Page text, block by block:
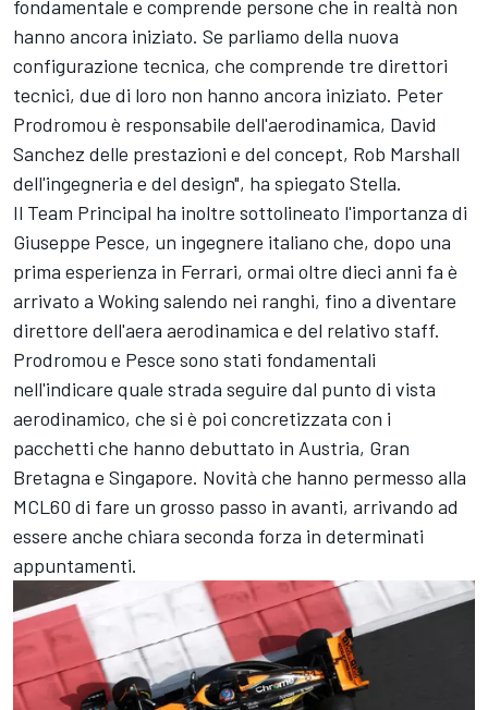
fondamentale e comprende persone che in realtà non
hanno ancora iniziato. Se parliamo della nuova
configurazione tecnica, che comprende tre direttori
tecnici, due di loro non hanno ancora iniziato. Peter
Prodromou è responsabile dell'aerodinamica, David
Sanchez delle prestazioni e del concept, Rob Marshall
dell'ingegneria e del design", ha spiegato Stella.
Il Team Principal ha inoltre sottolineato l'importanza di
Giuseppe Pesce, un ingegnere italiano che, dopo una
prima esperienza in Ferrari, ormai oltre dieci anni fa è
arrivato a Woking salendo nei ranghi, fino a diventare
direttore dell'aera aerodinamica e del relativo staff.
Prodromou e Pesce sono stati fondamentali
nell'indicare quale strada seguire dal punto di vista
aerodinamico, che si è poi concretizzata con i
pacchetti che hanno debuttato in Austria, Gran
Bretagna e Singapore. Novità che hanno permesso alla
MCL60 di fare un grosso passo in avanti, arrivando ad
essere anche chiara seconda forza in determinati
appuntamenti.